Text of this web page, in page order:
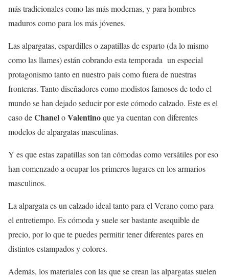
más tradicionales como las más modernas, y para hombres
maduros como para los más jóvenes.
Las alpargatas, espardilles o zapatillas de esparto (da lo mismo
como las llames) están cobrando esta temporada un especial
protagonismo tanto en nuestro país como fuera de nuestras
fronteras. Tanto diseñadores como modistos famosos de todo el
mundo se han dejado seducir por este cómodo calzado. Este es el
caso deChaneloValentinoque ya cuentan con diferentes
modelos de alpargatas masculinas.
Y es que estas zapatillas son tan cómodas como versátiles por eso
han comenzado a ocupar los primeros lugares en los armarios
masculinos.
La alpargata es un calzado ideal tanto para el Verano como para
el entretiempo. Es cómoda y suele ser bastante asequible de
precio, por lo que te puedes permitir tener diferentes pares en
distintos estampados y colores.
Además, los materiales con las que se crean las alpargatas suelen